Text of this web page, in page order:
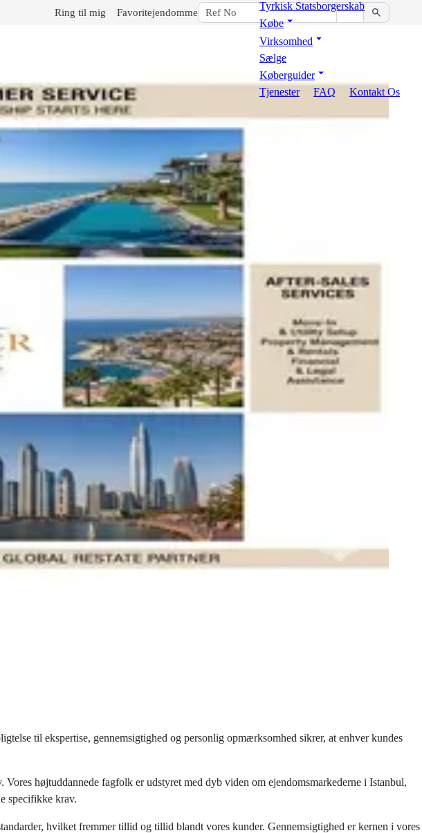
Ring til mig Favoritejendomme
Tyrkisk Statsborgerskab
Købe
Virksomhed
Sælge
Køberguider
Tjenester
FAQ Kontakt Os
til ekspertise, gennemsigtighed og personlig opmærksomhed sikrer, at enhver kundes
højtuddannede fagfolk er udstyret med dyb viden om ejendomsmarkederne i Istanbul,
specifikke krav.
hvilket fremmer tillid og tillid blandt vores kunder. Gennemsigtighed er kernen i vores